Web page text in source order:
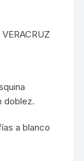
doblez.
a blanco